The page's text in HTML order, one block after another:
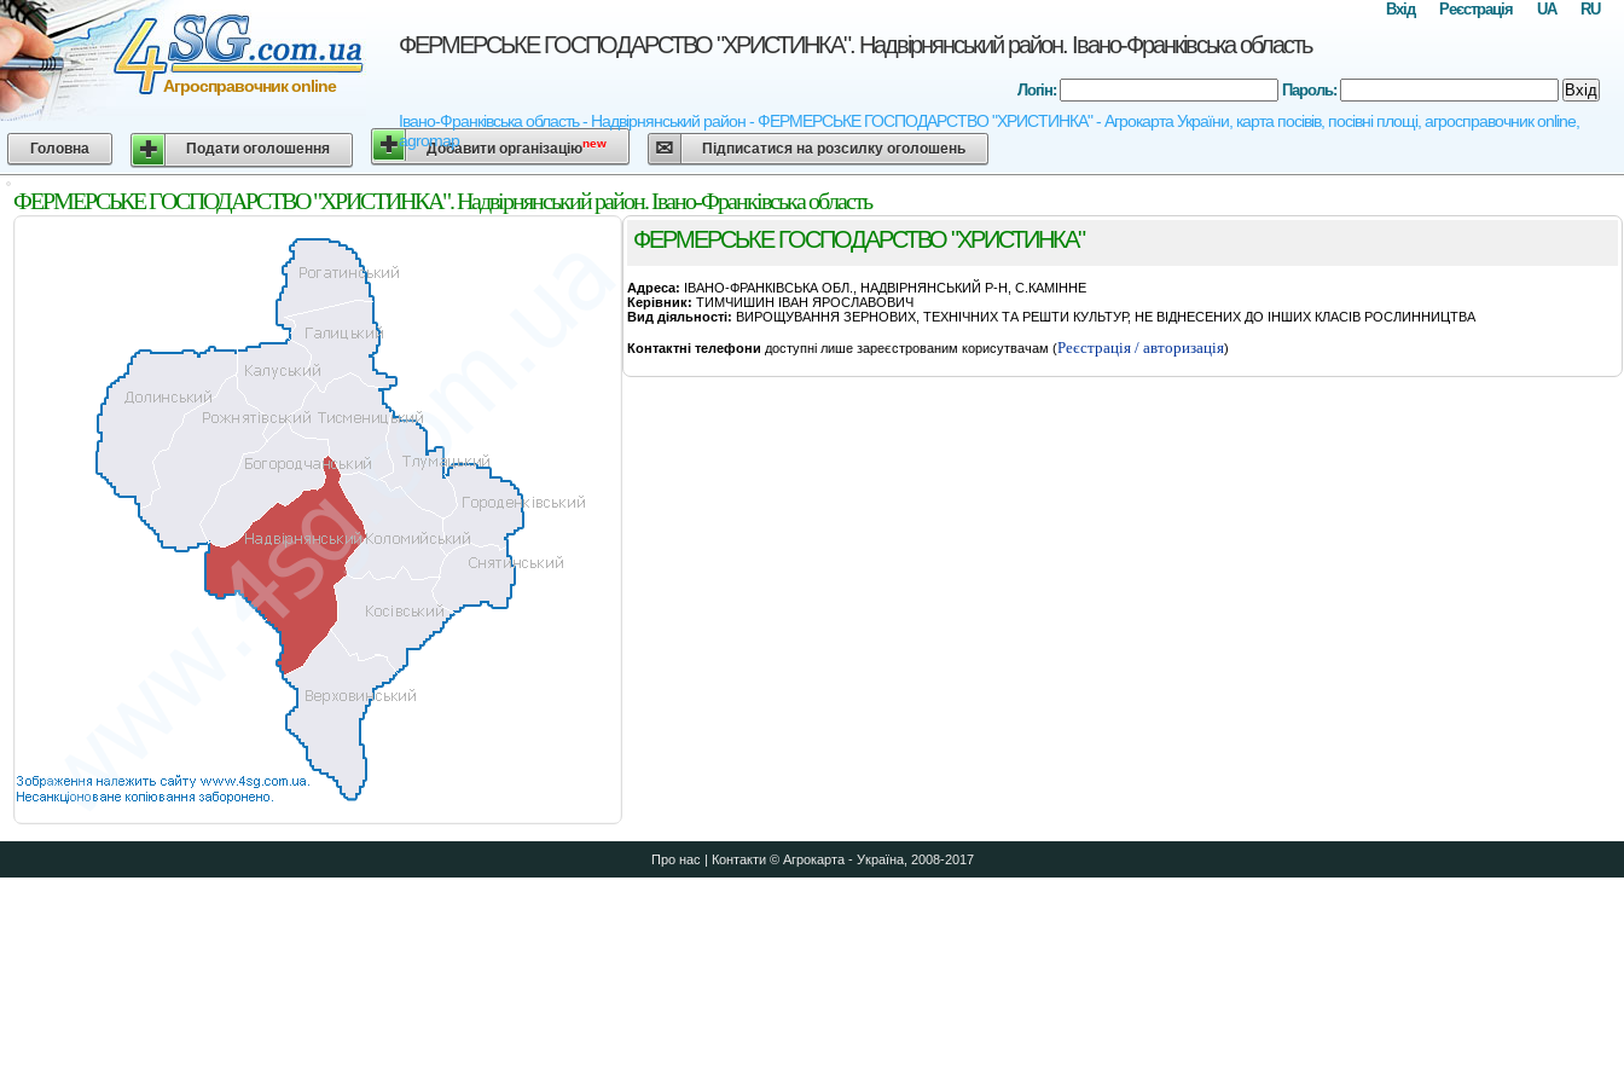
ФЕРМЕРСЬКЕ ГОСПОДАРСТВО "ХРИСТИНКА". Надвірнянський район. Івано-Франківська область
Івано-Франківська область - Надвірнянський район - ФЕРМЕРСЬКЕ ГОСПОДАРСТВО "ХРИСТИНКА" - Агрокарта України, карта посівів, посівні площі, агросправочник online,
agromap
Агросправочник online
RU
UA
Реєстрація
Вхід
Логін: Пароль: Вхід
Головна Подати оголошення Добавити організаціюnew Підписатися на розсилку оголошень
ФЕРМЕРСЬКЕ ГОСПОДАРСТВО "ХРИСТИНКА". Надвірнянський район. Івано-Франківська область
ФЕРМЕРСЬКЕ ГОСПОДАРСТВО "ХРИСТИНКА"
Адреса: IВАНО-ФРАНКIВСЬКА ОБЛ., НАДВIРНЯНСЬКИЙ Р-Н, С.КАМIННЕ
Керівник: ТИМЧИШИН IВАН ЯРОСЛАВОВИЧ
Вид діяльності: ВИРОЩУВАННЯ ЗЕРНОВИХ, ТЕХНІЧНИХ ТА РЕШТИ КУЛЬТУР, НЕ ВІДНЕСЕНИХ ДО ІНШИХ КЛАСІВ РОСЛИННИЦТВА
Контактні телефони доступні лише зареєстрованим корисутвачам (Реєстрація / авторизація)
Про нас | Контакти© Агрокарта - Україна, 2008-2017